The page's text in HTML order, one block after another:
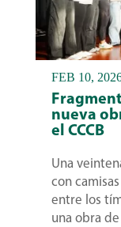
nueva
el CCCB
Una
con
entre los
una obra
FEB 10,